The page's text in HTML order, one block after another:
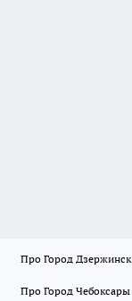
Про Город Дзержинск
Про Город Чебоксары